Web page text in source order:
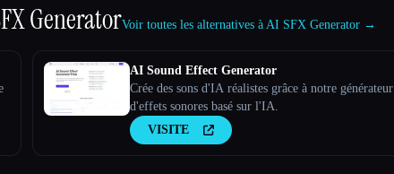
GeneratorVoir toutes les alternatives à AI SFX Generator →
AI Sound Effect Generator
Crée des sons d'IA réalistes grâce à notre générateur
d'effets sonores basé sur l'IA.
VISITE